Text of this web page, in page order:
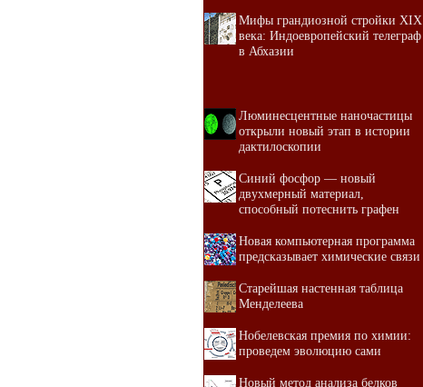
Мифы грандиозной стройки XIX
века: Индоевропейский телеграф
в Абхазии
Люминесцентные наночастицы
открыли новый этап в истории
дактилоскопии
Синий фосфор — новый
двухмерный материал,
способный потеснить графен
Новая компьютерная программа
предсказывает химические связи
Старейшая настенная таблица
Менделеева
Нобелевская премия по химии:
проведем эволюцию сами
Новый метод анализа белков